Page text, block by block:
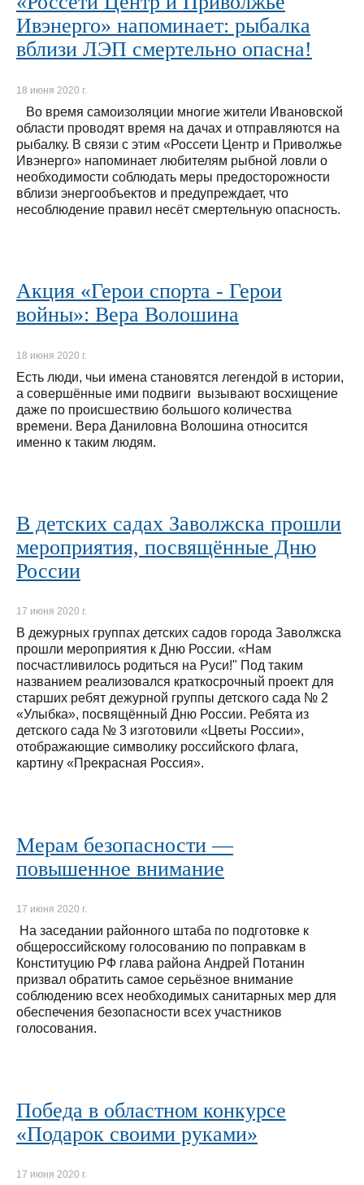
Ивэнерго» напоминает: рыбалка
вблизи ЛЭП смертельно опасна!
18 июня 2020 г.
Во время самоизоляции многие жители Ивановской
области проводят время на дачах и отправляются на
рыбалку. В связи с этим «Россети Центр и Приволжье
Ивэнерго» напоминает любителям рыбной ловли о
необходимости соблюдать меры предосторожности
вблизи энергообъектов и предупреждает, что
несоблюдение правил несёт смертельную опасность.
Акция «Герои спорта - Герои
войны»: Вера Волошина
18 июня 2020 г.
Есть люди, чьи имена становятся легендой в истории,
а совершённые ими подвиги вызывают восхищение
даже по происшествию большого количества
времени. Вера Даниловна Волошина относится
именно к таким людям.
В детских садах Заволжска прошли
мероприятия, посвящённые Дню
России
17 июня 2020 г.
В дежурных группах детских садов города Заволжска
прошли мероприятия к Дню России. «Нам
посчастливилось родиться на Руси!" Под таким
названием реализовался краткосрочный проект для
старших ребят дежурной группы детского сада № 2
«Улыбка», посвящённый Дню России. Ребята из
детского сада № 3 изготовили «Цветы России»,
отображающие символику российского флага,
картину «Прекрасная Россия».
Мерам безопасности —
повышенное внимание
17 июня 2020 г.
На заседании районного штаба по подготовке к
общероссийскому голосованию по поправкам в
Конституцию РФ глава района Андрей Потанин
призвал обратить самое серьёзное внимание
соблюдению всех необходимых санитарных мер для
обеспечения безопасности всех участников
голосования.
Победа в областном конкурсе
«Подарок своими руками»
17 июня 2020 г.